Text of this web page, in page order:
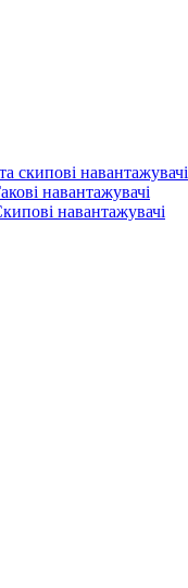
скипові навантажувачі
навантажувачі
навантажувачі